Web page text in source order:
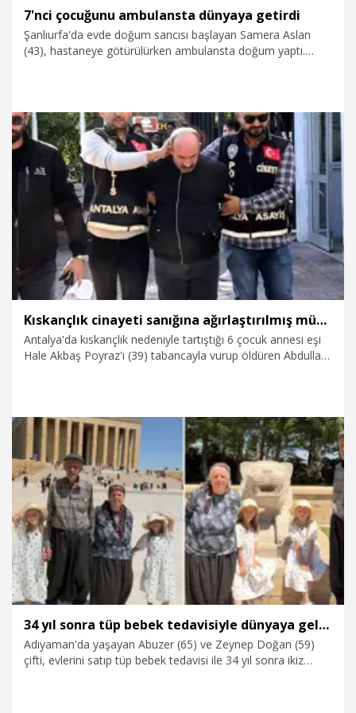
7'nci çocuğunu ambulansta dünyaya getirdi
Şanlıurfa'da evde doğum sancısı başlayan Samera Aslan
(43), hastaneye götürülürken ambulansta doğum yaptı.
6.08.2026 Sağlık-Yaşam
Kıskançlık cinayeti sanığına ağırlaştırılmış müebbet; 'aldatma' iddiasını adli tıp çürüttü
Antalya'da kıskançlık nedeniyle tartıştığı 6 çocuk annesi eşi
Hale Akbaş Poyraz'ı (39) tabancayla vurup öldüren Abdullah
rastlandığı, sanığın öne sürdüğü 'aldatma' iddiasını
destekleyen biyolojik bulguya ulaşılamadığı belirtildi.
5.08.2026 Gündem
34 yıl sonra tüp bebek tedavisiyle dünyaya gelen ikiz kızlarıyla Anıtkabir’i ziyaret ettiler
Adıyaman'da yaşayan Abuzer (65) ve Zeynep Doğan (59)
çifti, evlerini satıp tüp bebek tedavisi ile 34 yıl sonra ikiz